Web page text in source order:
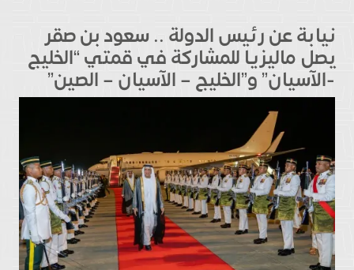
نيابة عن رئيس الدولة .. سعود بن صقر
يصل ماليزيا للمشاركة في قمتي “الخليج
-الآسيان” و”الخليج – الآسيان – الصين”